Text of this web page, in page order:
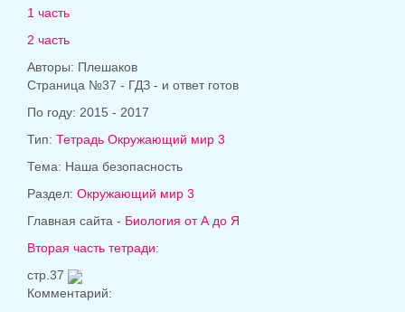
1 часть
2 часть
Авторы: Плешаков
Страница №37 - ГДЗ - и ответ готов
По году: 2015 - 2017
Тип: Тетрадь Окружающий мир 3
Тема: Наша безопасность
Раздел: Окружающий мир 3
Главная сайта - Биология от А до Я
Вторая часть тетради:
стр.37
Комментарий: